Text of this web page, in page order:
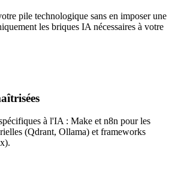
pile technologique sans en imposer une
les briques IA nécessaires à votre
à l'IA : Make et n8n pour les
(Qdrant, Ollama) et frameworks